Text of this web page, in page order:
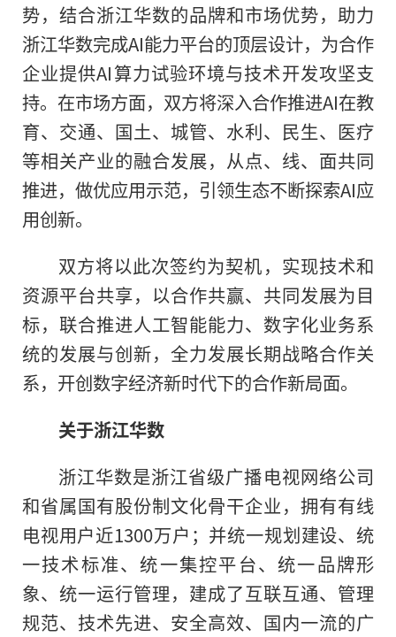
势，结合浙江华数的品牌和市场优势，助力
浙江华数完成AI能力平台的顶层设计，为合作
企业提供AI算力试验环境与技术开发攻坚支
持。在市场方面，双方将深入合作推进AI在教
育、交通、国土、城管、水利、民生、医疗
等相关产业的融合发展，从点、线、面共同
推进，做优应用示范，引领生态不断探索AI应
用创新。
双方将以此次签约为契机，实现技术和
资源平台共享，以合作共赢、共同发展为目
标，联合推进人工智能能力、数字化业务系
统的发展与创新，全力发展长期战略合作关
系，开创数字经济新时代下的合作新局面。
关于浙江华数
浙江华数是浙江省级广播电视网络公司
和省属国有股份制文化骨干企业，拥有有线
电视用户近1300万户；并统一规划建设、统
一技术标准、统一集控平台、统一品牌形
象、统一运行管理，建成了互联互通、管理
规范、技术先进、安全高效、国内一流的广